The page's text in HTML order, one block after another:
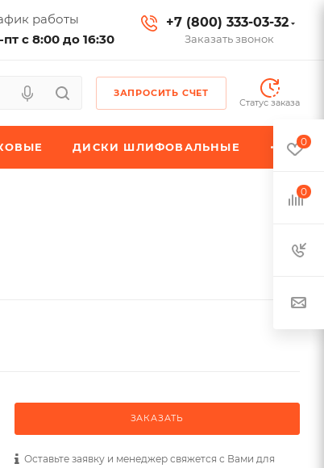
работы
пт с 8:00 до 16:30
+7 (800) 333-03-32
Заказать звонок
ЗАПРОСИТЬ СЧЕТ
Статус заказа
ДИСКИ ШЛИФОВАЛЬНЫЕ
ЗАКАЗАТЬ
Оставьте заявку и менеджер свяжется с Вами для
0
0